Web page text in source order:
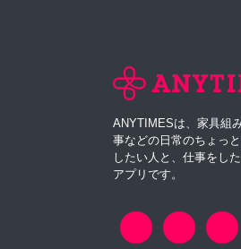
ANYTIMESは、家具組
事などの日常のちょっ
したい人と、仕事をし
アプリです。